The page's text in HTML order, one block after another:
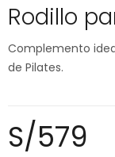
Rodillo
Complemento
de Pilates.
S/579